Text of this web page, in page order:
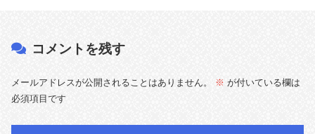
コメントを残す
メールアドレスが公開されることはありません。 ※ が付いている欄は
必須項目です